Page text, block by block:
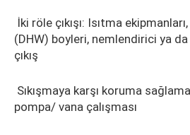
İki röle çıkışı: Isıtma
(DHW) boyleri, nemlendirici ya
çıkış
Sıkışmaya karşı koruma
pompa/ vana çalışması